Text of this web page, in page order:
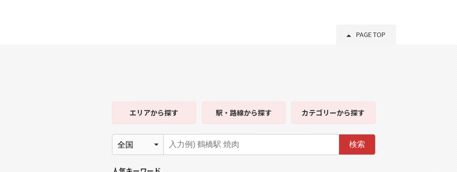
PAGE TOP
エリアから探す 駅・路線から探す カテゴリーから探す
検索